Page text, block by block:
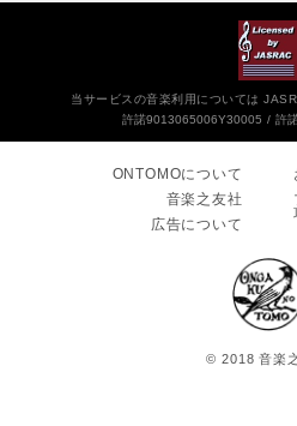
当サービスの音楽利用については
許諾9013065006Y30005
許
ONTOMOについて
音楽之友社
広告について
© 2018 音楽